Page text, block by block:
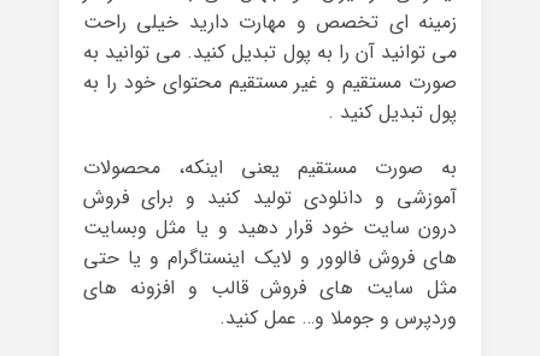
زمینه ای تخصص و مهارت دارید خیلی راحت
می توانید آن را به پول تبدیل کنید. می توانید به
صورت مستقیم و غیر مستقیم محتوای خود را به
پول تبدیل کنید .
به صورت مستقیم یعنی اینکه، محصولات
آموزشی و دانلودی تولید کنید و برای فروش
درون سایت خود قرار دهید و یا مثل وبسایت
های فروش فالوور و لایک اینستاگرام و یا حتی
مثل سایت های فروش قالب و افزونه های
وردپرس و جوملا و… عمل کنید.